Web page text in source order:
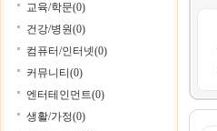
교육/학문(0)
건강/병원(0)
컴퓨터/인터넷(0)
커뮤니티(0)
엔터테인먼트(0)
생활/가정(0)